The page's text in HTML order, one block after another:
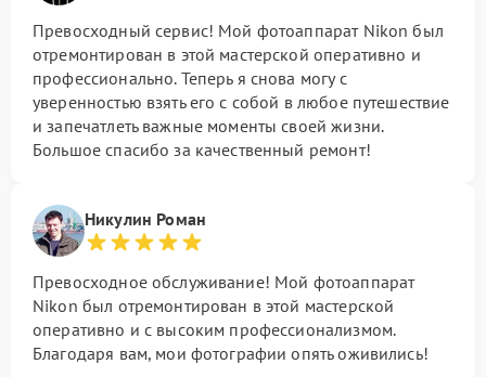
Превосходный сервис! Мой фотоаппарат Nikon был
отремонтирован в этой мастерской оперативно и
профессионально. Теперь я снова могу с
уверенностью взять его с собой в любое путешествие
и запечатлеть важные моменты своей жизни.
Большое спасибо за качественный ремонт!
Никулин Роман
Превосходное обслуживание! Мой фотоаппарат
Nikon был отремонтирован в этой мастерской
оперативно и с высоким профессионализмом.
Благодаря вам, мои фотографии опять оживились!